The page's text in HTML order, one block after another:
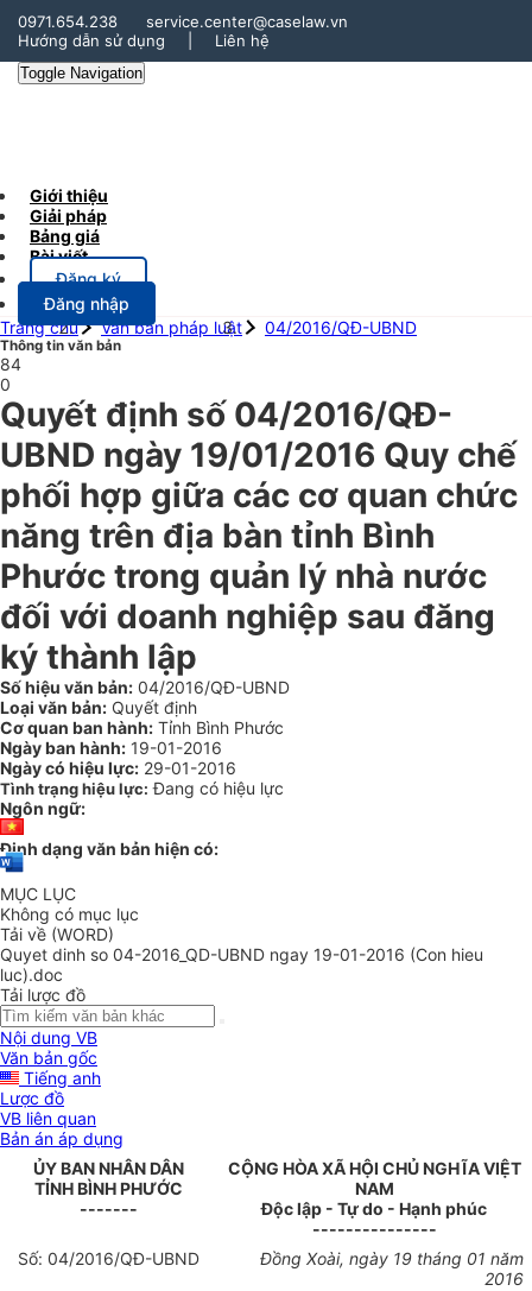
0971.654.238
service.center@caselaw.vn
Hướng dẫn sử dụng
Liên hệ
Toggle Navigation
Giới thiệu
Giải pháp
Bảng giá
Bài viết
Đăng ký
Đăng nhập
Trang chủ
Văn bản pháp luật 04/2016/QĐ-UBND
Thông tin văn bản
84
0
Quyết định số 04/2016/QĐ-
UBND ngày 19/01/2016 Quy chế
phối hợp giữa các cơ quan chức
năng trên địa bàn tỉnh Bình
Phước trong quản lý nhà nước
đối với doanh nghiệp sau đăng
ký thành lập
Số hiệu văn bản: 04/2016/QĐ-UBND
Loại văn bản: Quyết định
Cơ quan ban hành: Tỉnh Bình Phước
Ngày ban hành: 19-01-2016
Ngày có hiệu lực: 29-01-2016
Tình trạng hiệu lực: Đang có hiệu lực
Ngôn ngữ:
Định dạng văn bản hiện có:
MỤC LỤC
Không có mục lục
Tải về (WORD)
Quyet dinh so 04-2016_QD-UBND ngay 19-01-2016 (Con hieu
luc).doc
Tải lược đồ
Nội dung VB
Văn bản gốc
Tiếng anh
Lược đồ
VB liên quan
Bản án áp dụng
ỦY BANNHÂN DÂN
TỈNH BÌNH PHƯỚC
-------
CỘNG HÒA XÃ HỘI CHỦ NGHĨA VIỆT
NAM
Độc lập - Tự do - Hạnh phúc
---------------
Số: 04/2016/QĐ-UBND Đồng Xoài, ngày 19tháng 01 năm
2016